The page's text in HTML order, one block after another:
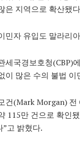
은 지역으로 확산됐
민자 유입도 말라리
세국경보호청(CBP)
이 많은 수의 불법
건(Mark Morgan) 전
115만 건으로 확인
”고 밝혔다.